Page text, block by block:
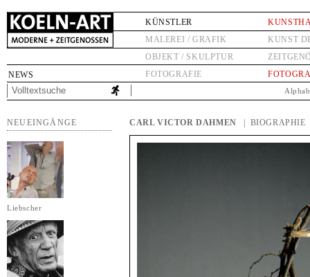
NEWS
KÜNSTLER
MALEREI / GRAFIK
OBJEKT / SKULPTUR
FOTOGRAFIE
KUNST
NEUEINGÄNGE
Liebscher
CARL VICTOR DAHMEN | BIOGRAPHIE